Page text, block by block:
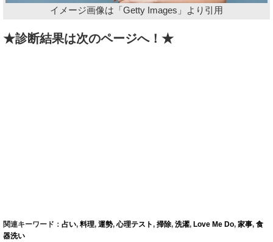
イメージ画像は「Getty Images」より引用
★診断結果は次のページへ！★
関連キーワード： 占い, 料理, 運勢,心理テスト, 掃除, 洗濯, Love Me Do, 家事, 食
器洗い